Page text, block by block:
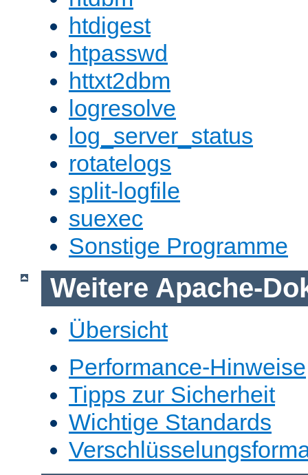
htdigest
htpasswd
httxt2dbm
logresolve
log_server_status
rotatelogs
split-logfile
suexec
Sonstige Programme
Weitere Apache-
Übersicht
Performance-Hinweise
Tipps zur Sicherheit
Wichtige Standards